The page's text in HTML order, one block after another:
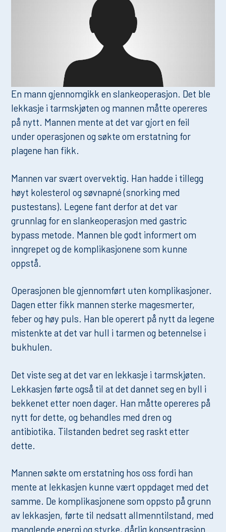
En mann gjennomgikk en slankeoperasjon. Det ble
lekkasje i tarmskjøten og mannen måtte opereres
på nytt. Mannen mente at det var gjort en feil
under operasjonen og søkte om erstatning for
plagene han fikk.
Mannen var svært overvektig. Han hadde i tillegg
høyt kolesterol og søvnapné (snorking med
pustestans). Legene fant derfor at det var
grunnlag for en slankeoperasjon med gastric
bypass metode. Mannen ble godt informert om
inngrepet og de komplikasjonene som kunne
oppstå.
Operasjonen ble gjennomført uten komplikasjoner.
Dagen etter fikk mannen sterke magesmerter,
feber og høy puls. Han ble operert på nytt da legene
mistenkte at det var hull i tarmen og betennelse i
bukhulen.
Det viste seg at det var en lekkasje i tarmskjøten.
Lekkasjen førte også til at det dannet seg en byll i
bekkenet etter noen dager. Han måtte opereres på
nytt for dette, og behandles med dren og
antibiotika. Tilstanden bedret seg raskt etter
dette.
Mannen søkte om erstatning hos oss fordi han
mente at lekkasjen kunne vært oppdaget med det
samme. De komplikasjonene som oppsto på grunn
av lekkasjen, førte til nedsatt allmenntilstand, med
manglende energi og styrke, dårlig konsentrasjon